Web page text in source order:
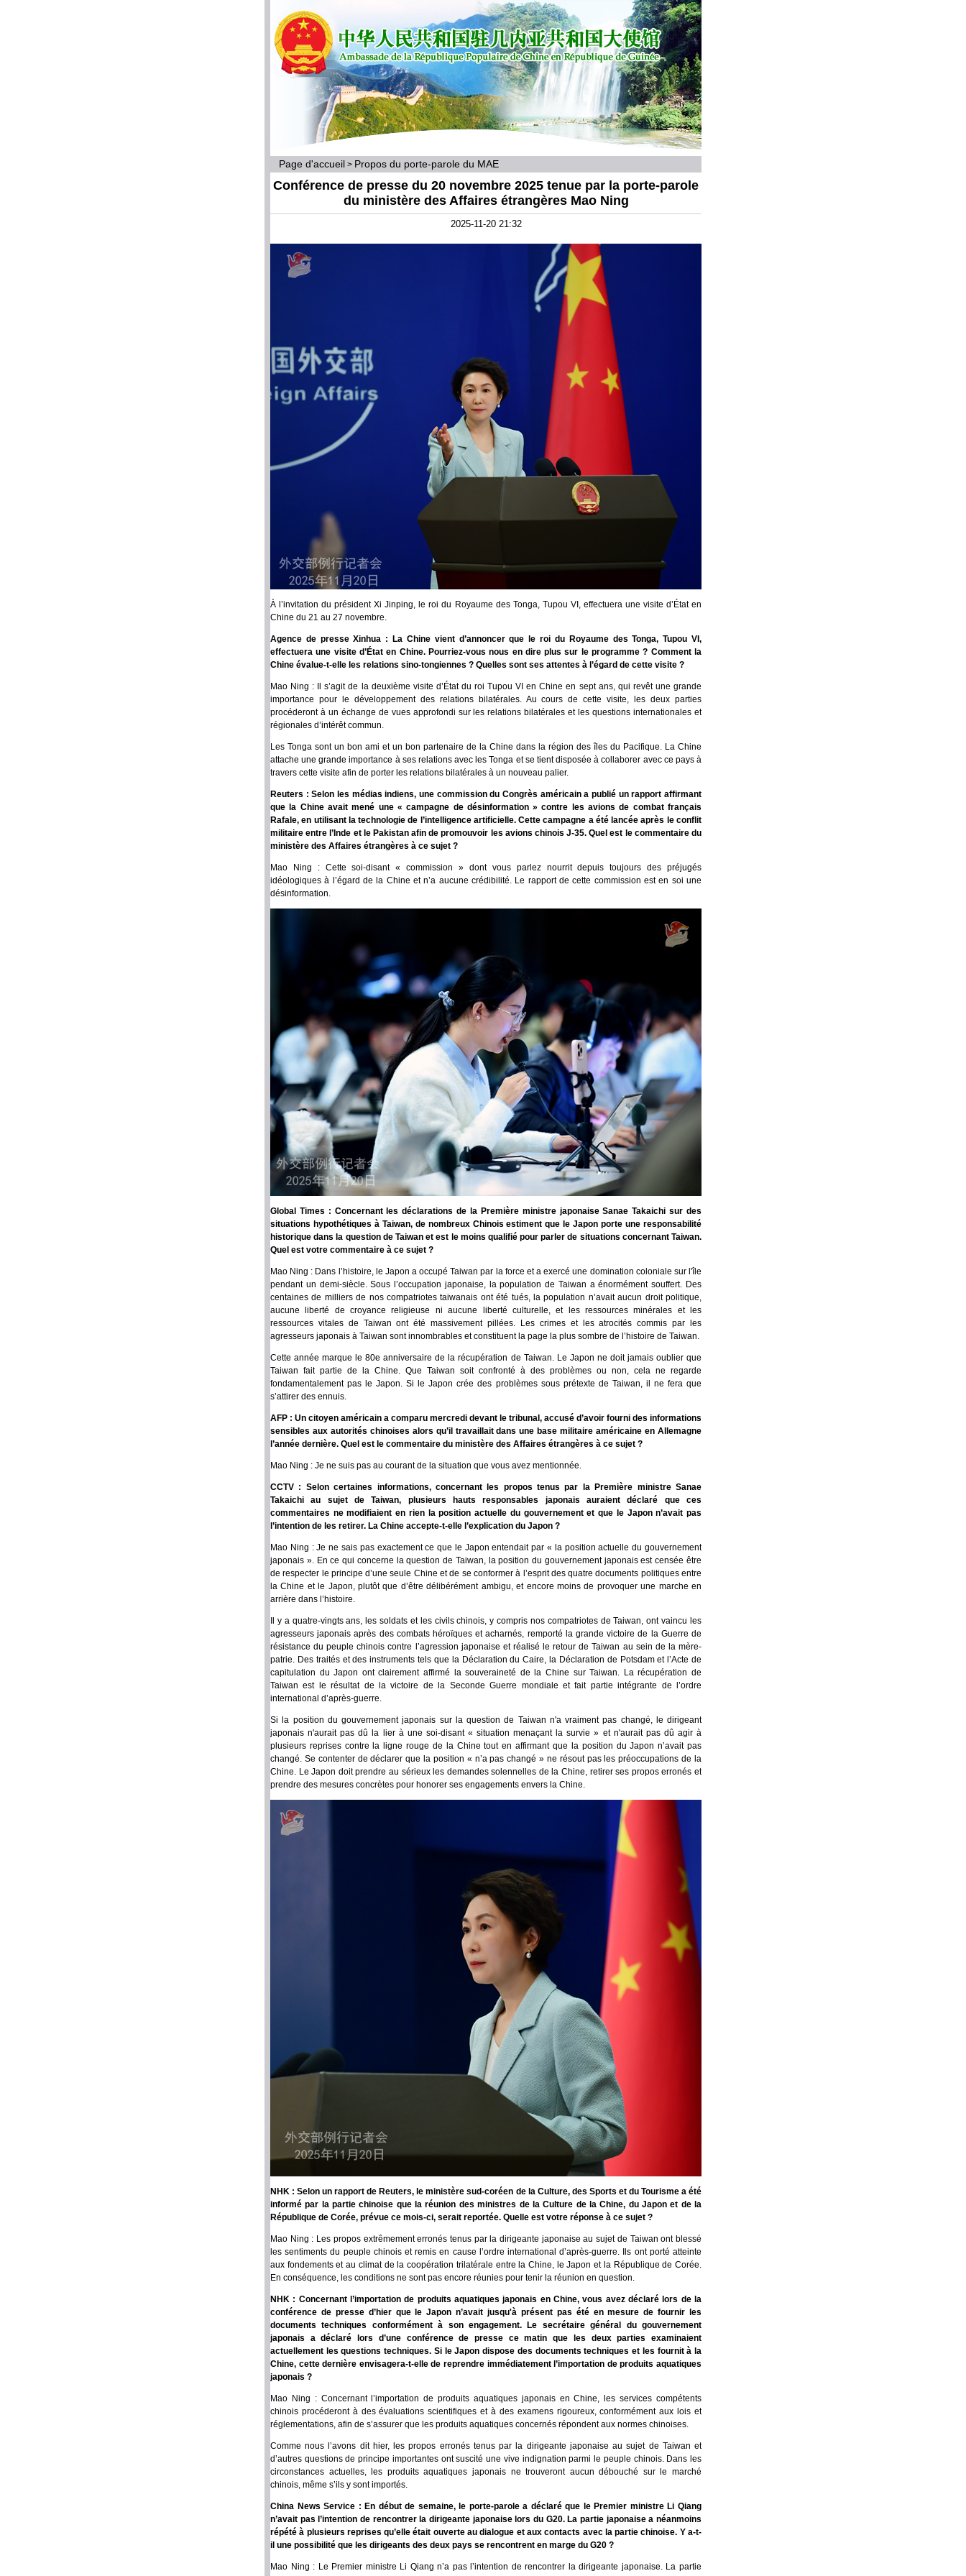
Page d'accueil > Propos du porte-parole du MAE
Conférence de presse du 20 novembre 2025 tenue par la porte-parole
du ministère des Affaires étrangères Mao Ning
2025-11-20 21:32
À l’invitation du président Xi Jinping, le roi du Royaume des Tonga, Tupou VI, effectuera une visite d’État en
Chine du 21 au 27 novembre.
Agence de presse Xinhua : La Chine vient d’annoncer que le roi du Royaume des Tonga, Tupou VI,
effectuera une visite d’État en Chine. Pourriez-vous nous en dire plus sur le programme ? Comment la
Chine évalue-t-elle les relations sino-tongiennes ? Quelles sont ses attentes à l’égard de cette visite ?
Mao Ning : Il s’agit de la deuxième visite d’État du roi Tupou VI en Chine en sept ans, qui revêt une grande
importance pour le développement des relations bilatérales. Au cours de cette visite, les deux parties
procéderont à un échange de vues approfondi sur les relations bilatérales et les questions internationales et
régionales d’intérêt commun.
Les Tonga sont un bon ami et un bon partenaire de la Chine dans la région des îles du Pacifique. La Chine
attache une grande importance à ses relations avec les Tonga et se tient disposée à collaborer avec ce pays à
travers cette visite afin de porter les relations bilatérales à un nouveau palier.
Reuters : Selon les médias indiens, une commission du Congrès américain a publié un rapport affirmant
que la Chine avait mené une « campagne de désinformation » contre les avions de combat français
Rafale, en utilisant la technologie de l’intelligence artificielle. Cette campagne a été lancée après le conflit
militaire entre l’Inde et le Pakistan afin de promouvoir les avions chinois J-35. Quel est le commentaire du
ministère des Affaires étrangères à ce sujet ?
Mao Ning : Cette soi-disant « commission » dont vous parlez nourrit depuis toujours des préjugés
idéologiques à l’égard de la Chine et n’a aucune crédibilité. Le rapport de cette commission est en soi une
désinformation.
Global Times : Concernant les déclarations de la Première ministre japonaise Sanae Takaichi sur des
situations hypothétiques à Taiwan, de nombreux Chinois estiment que le Japon porte une responsabilité
historique dans la question de Taiwan et est le moins qualifié pour parler de situations concernant Taiwan.
Quel est votre commentaire à ce sujet ?
Mao Ning : Dans l’histoire, le Japon a occupé Taiwan par la force et a exercé une domination coloniale sur l'île
pendant un demi-siècle. Sous l’occupation japonaise, la population de Taiwan a énormément souffert. Des
centaines de milliers de nos compatriotes taiwanais ont été tués, la population n’avait aucun droit politique,
aucune liberté de croyance religieuse ni aucune liberté culturelle, et les ressources minérales et les
ressources vitales de Taiwan ont été massivement pillées. Les crimes et les atrocités commis par les
agresseurs japonais à Taiwan sont innombrables et constituent la page la plus sombre de l’histoire de Taiwan.
Cette année marque le 80e anniversaire de la récupération de Taiwan. Le Japon ne doit jamais oublier que
Taiwan fait partie de la Chine. Que Taiwan soit confronté à des problèmes ou non, cela ne regarde
fondamentalement pas le Japon. Si le Japon crée des problèmes sous prétexte de Taiwan, il ne fera que
s’attirer des ennuis.
AFP : Un citoyen américain a comparu mercredi devant le tribunal, accusé d’avoir fourni des informations
sensibles aux autorités chinoises alors qu’il travaillait dans une base militaire américaine en Allemagne
l’année dernière. Quel est le commentaire du ministère des Affaires étrangères à ce sujet ?
Mao Ning : Je ne suis pas au courant de la situation que vous avez mentionnée.
CCTV : Selon certaines informations, concernant les propos tenus par la Première ministre Sanae
Takaichi au sujet de Taiwan, plusieurs hauts responsables japonais auraient déclaré que ces
commentaires ne modifiaient en rien la position actuelle du gouvernement et que le Japon n’avait pas
l’intention de les retirer. La Chine accepte-t-elle l’explication du Japon ?
Mao Ning : Je ne sais pas exactement ce que le Japon entendait par « la position actuelle du gouvernement
japonais ». En ce qui concerne la question de Taiwan, la position du gouvernement japonais est censée être
de respecter le principe d’une seule Chine et de se conformer à l’esprit des quatre documents politiques entre
la Chine et le Japon, plutôt que d’être délibérément ambigu, et encore moins de provoquer une marche en
arrière dans l’histoire.
Il y a quatre-vingts ans, les soldats et les civils chinois, y compris nos compatriotes de Taiwan, ont vaincu les
agresseurs japonais après des combats héroïques et acharnés, remporté la grande victoire de la Guerre de
résistance du peuple chinois contre l’agression japonaise et réalisé le retour de Taiwan au sein de la mère-
patrie. Des traités et des instruments tels que la Déclaration du Caire, la Déclaration de Potsdam et l’Acte de
capitulation du Japon ont clairement affirmé la souveraineté de la Chine sur Taiwan. La récupération de
Taiwan est le résultat de la victoire de la Seconde Guerre mondiale et fait partie intégrante de l’ordre
international d’après-guerre.
Si la position du gouvernement japonais sur la question de Taiwan n'a vraiment pas changé, le dirigeant
japonais n'aurait pas dû la lier à une soi-disant « situation menaçant la survie » et n'aurait pas dû agir à
plusieurs reprises contre la ligne rouge de la Chine tout en affirmant que la position du Japon n’avait pas
changé. Se contenter de déclarer que la position « n’a pas changé » ne résout pas les préoccupations de la
Chine. Le Japon doit prendre au sérieux les demandes solennelles de la Chine, retirer ses propos erronés et
prendre des mesures concrètes pour honorer ses engagements envers la Chine.
NHK : Selon un rapport de Reuters, le ministère sud-coréen de la Culture, des Sports et du Tourisme a été
informé par la partie chinoise que la réunion des ministres de la Culture de la Chine, du Japon et de la
République de Corée, prévue ce mois-ci, serait reportée. Quelle est votre réponse à ce sujet ?
Mao Ning : Les propos extrêmement erronés tenus par la dirigeante japonaise au sujet de Taiwan ont blessé
les sentiments du peuple chinois et remis en cause l’ordre international d’après-guerre. Ils ont porté atteinte
aux fondements et au climat de la coopération trilatérale entre la Chine, le Japon et la République de Corée.
En conséquence, les conditions ne sont pas encore réunies pour tenir la réunion en question.
NHK : Concernant l’importation de produits aquatiques japonais en Chine, vous avez déclaré lors de la
conférence de presse d’hier que le Japon n’avait jusqu'à présent pas été en mesure de fournir les
documents techniques conformément à son engagement. Le secrétaire général du gouvernement
japonais a déclaré lors d’une conférence de presse ce matin que les deux parties examinaient
actuellement les questions techniques. Si le Japon dispose des documents techniques et les fournit à la
Chine, cette dernière envisagera-t-elle de reprendre immédiatement l’importation de produits aquatiques
japonais ?
Mao Ning : Concernant l’importation de produits aquatiques japonais en Chine, les services compétents
chinois procéderont à des évaluations scientifiques et à des examens rigoureux, conformément aux lois et
réglementations, afin de s’assurer que les produits aquatiques concernés répondent aux normes chinoises.
Comme nous l’avons dit hier, les propos erronés tenus par la dirigeante japonaise au sujet de Taiwan et
d’autres questions de principe importantes ont suscité une vive indignation parmi le peuple chinois. Dans les
circonstances actuelles, les produits aquatiques japonais ne trouveront aucun débouché sur le marché
chinois, même s’ils y sont importés.
China News Service : En début de semaine, le porte-parole a déclaré que le Premier ministre Li Qiang
n’avait pas l’intention de rencontrer la dirigeante japonaise lors du G20. La partie japonaise a néanmoins
répété à plusieurs reprises qu’elle était ouverte au dialogue et aux contacts avec la partie chinoise. Y a-t-
il une possibilité que les dirigeants des deux pays se rencontrent en marge du G20 ?
Mao Ning : Le Premier ministre Li Qiang n’a pas l’intention de rencontrer la dirigeante japonaise. La partie